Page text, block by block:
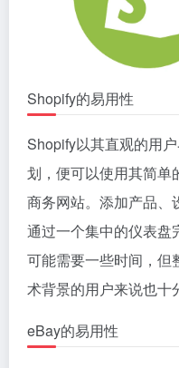
Shopify的易用性
Shopify以其直观的用
划，便可以使用其简单
商务网站。添加产品、
通过一个集中的仪表盘
可能需要一些时间，但
术背景的用户来说也十
eBay的易用性